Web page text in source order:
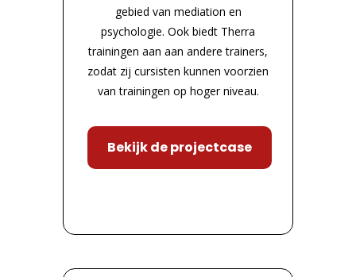
gebied van mediation en
psychologie. Ook biedt Therra
trainingen aan aan andere trainers,
zodat zij cursisten kunnen voorzien
van trainingen op hoger niveau.
Bekijk de projectcase